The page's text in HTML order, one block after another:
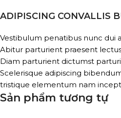
ADIPISCING CONVALLIS
Vestibulum penatibus nunc dui
Abitur parturient praesent
Diam parturient dictumst
Scelerisque adipiscing
tristique elementum nam
Sản phẩm tương tự